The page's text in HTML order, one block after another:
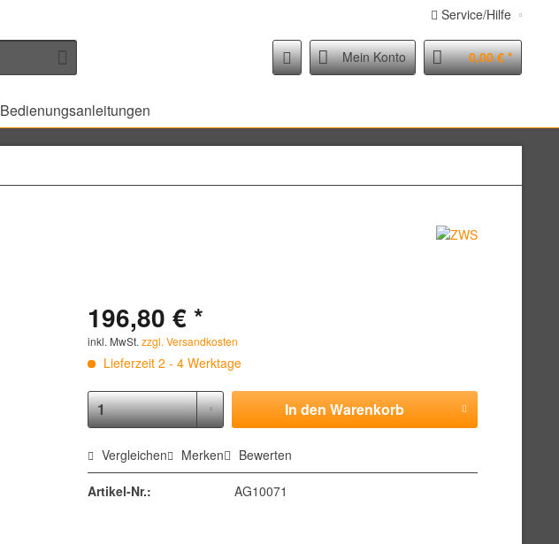
Service/Hilfe
Mein Konto 0,00 € *
Bedienungsanleitungen
196,80 € *
inkl. MwSt.zzgl. Versandkosten
Lieferzeit 2 - 4 Werktage
In denWarenkorb
Vergleichen Merken Bewerten
Artikel-Nr.: AG10071